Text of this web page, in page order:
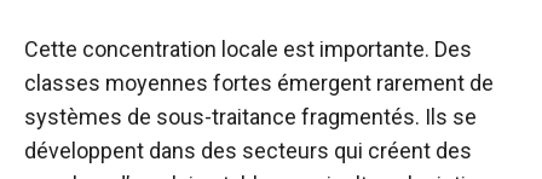
Cette concentration locale est importante. Des
classes moyennes fortes émergent rarement de
systèmes de sous-traitance fragmentés. Ils se
développent dans des secteurs qui créent des